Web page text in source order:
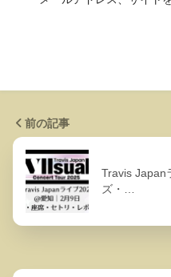
前の記事
Travis Japan
ズ・…